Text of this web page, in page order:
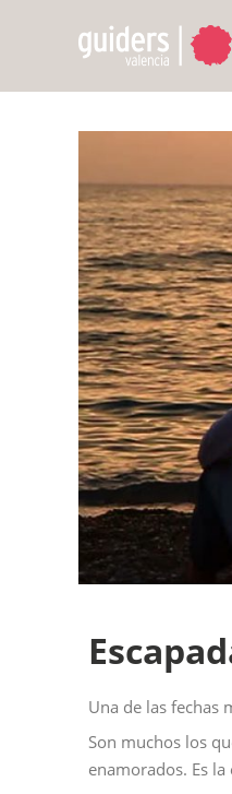
Una de las fechas
Son muchos los
enamorados. Es